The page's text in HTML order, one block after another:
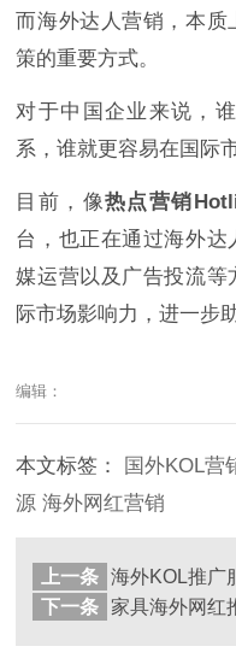
而海外达人营销，本
策的重要方式。
对于中国企业来说，
系，谁就更容易在国际
目前，像热点营销
台，也正在通过海外
媒运营以及广告投流等
际市场影响力，进一步
编辑：
本文标签： 国外KOL营
源海外网红营销
上一条
下一条